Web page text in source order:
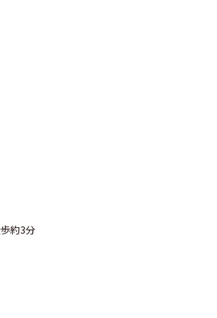
歩約3分